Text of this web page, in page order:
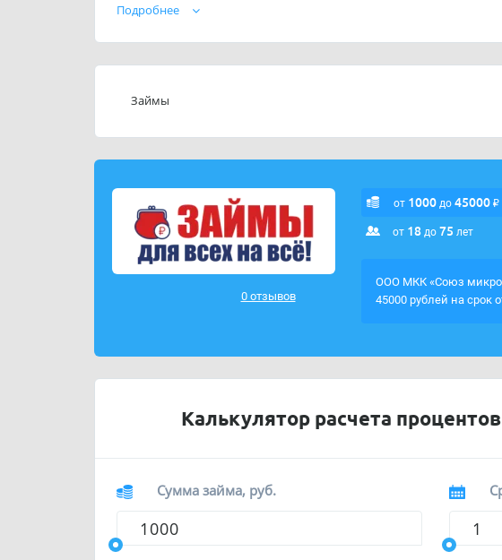
Подробнее
Займы
0 отзывов
от 1000 до 45000 ₽
от 18 до 75 лет
ООО МКК «Союз
45000 рублей на срок
Калькулятор расчета
Сумма займа, руб.